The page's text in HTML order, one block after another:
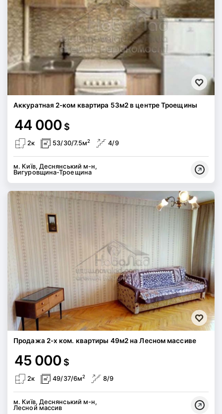
Аккуратная 2-ком квартира 53м2 в центре Троещины
44 000 $
2к 53/30/7.5м2 4/9
м. Київ, Деснянський м-н,
Вигуровщина-Троещина
Продажа 2-х ком. квартиры 49м2 на Лесном массиве
45 000 $
2к 49/37/6м2 8/9
м. Київ, Деснянський м-н,
Лесной массив